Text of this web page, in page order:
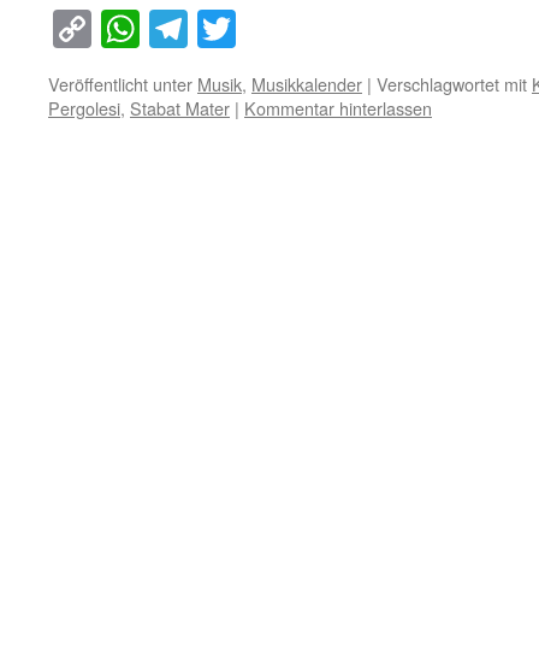
Copy
Link
WhatsApp
Telegram
Veröffentlicht unter Musik, Musikkalender | Verschlagwortet mit
Pergolesi, Stabat Mater | Kommentar hinterlassen